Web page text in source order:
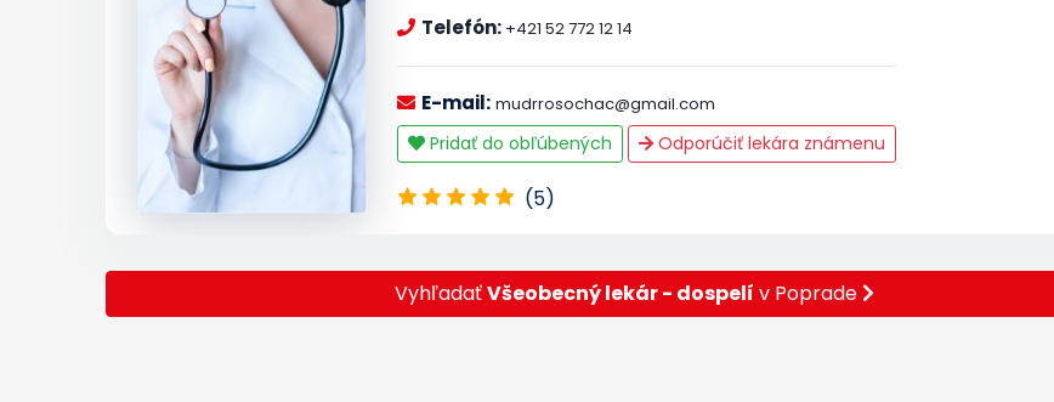
Telefón: +421 52 772 12 14
E-mail: mudrrosochac@gmail.com
Pridať do obľúbených Odporúčiť lekára známenu
(5)
VyhľadaťVšeobecný lekár - dospelí v Poprade